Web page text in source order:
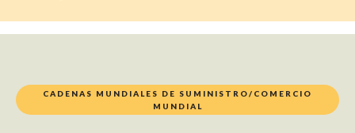
CADENAS MUNDIALES DE SUMINISTRO/COMERCIO
MUNDIAL